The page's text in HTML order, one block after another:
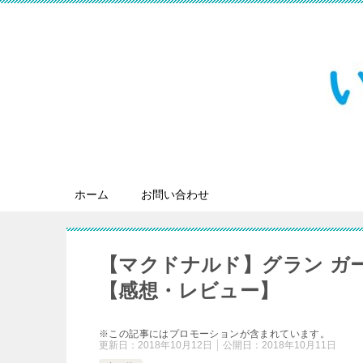
ホーム お問い合わせ
【マクドナルド】グラン
【感想・レビュー】
※この記事にはプロモーションが含まれています。
更新日： 2018年10月12日 公開日： 2018年10月11日